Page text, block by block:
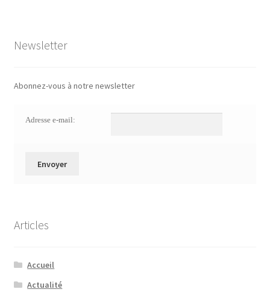
Newsletter
Abonnez-vous à notre newsletter
Adresse e-mail:
Articles
Accueil
Actualité